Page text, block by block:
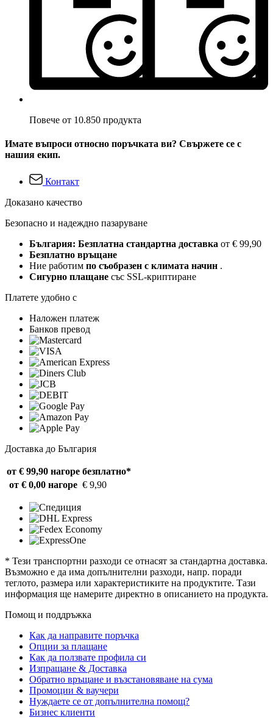
Повече от 10.850 продукта
Имате въпроси относно поръчката ви? Свържете се с
нашия екип.
Контакт
Доказано качество
Безопасно и надеждно пазаруване
България: Безплатна стандартна доставка от € 99,90
Безплатно връщане
Ние работим по съобразен с климата начин .
Сигурно плащане със SSL-криптиране
Платете удобно с
Наложен платеж
Банков превод
Доставка до България
от € 99,90 нагоре безплатно*
от € 0,00 нагоре € 9,90
* Тези транспортни разходи се отнасят за стандартна доставка.
Възможно е да има допълнителни разходи, напр. поради
теглото, размера или характеристиките на продуктите. Тази
информация ще намерите директно в описанието на продукта.
Помощ и поддръжка
Как да направите поръчка
Опции за плащане
Как да ползвате профила си
Изпращане & Доставка
Обратно връщане и възстановяване на сума
Промоции & ваучери
Нуждаете се от допълнителна помощ?
Бизнес клиенти